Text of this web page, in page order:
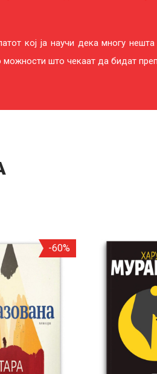
кој ја научи дека многу
можности што чекаат да бидат
-60%